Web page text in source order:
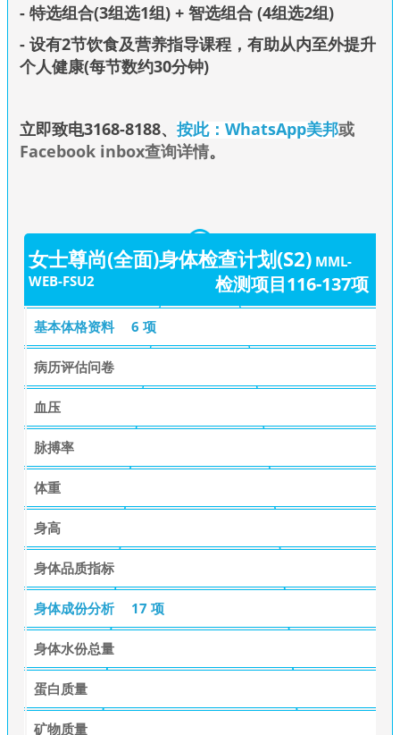
- 特选组合(3组选1组) + 智选组合 (4组选2组)
- 设有2节饮食及营养指导课程，有助从内至外提升
个人健康(每节数约30分钟)
立即致电3168-8188、 按此：WhatsApp美邦或
Facebook inbox查询详情。
女士尊尚(全面)身体检查计划(S2) MML-
WEB-FSU2
检测项目116-137项
基本体格资料 6 项
病历评估问卷
血压
脉搏率
体重
身高
身体品质指标
身体成份分析 17 项
身体水份总量
蛋白质量
矿物质量